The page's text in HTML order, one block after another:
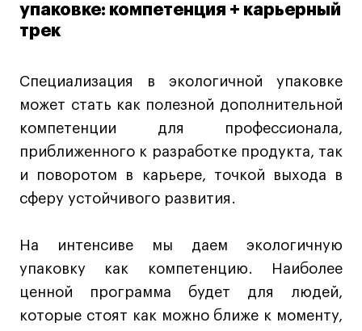
упаковке: компетенция + карьерный
трек
Специализация в экологичной упаковке
может стать как полезной дополнительной
компетенции для профессионала,
приближенного к разработке продукта, так
и поворотом в карьере, точкой выхода в
сферу устойчивого развития.
На интенсиве мы даем экологичную
упаковку как компетенцию. Наиболее
ценной программа будет для людей,
которые стоят как можно ближе к моменту,